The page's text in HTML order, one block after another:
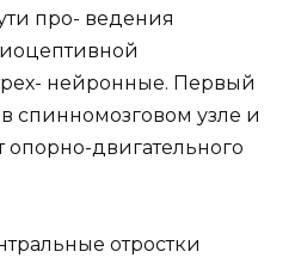
про- ведения
нейронные. Первый
спинномозговом узле и
опорно-двигательного
отростки